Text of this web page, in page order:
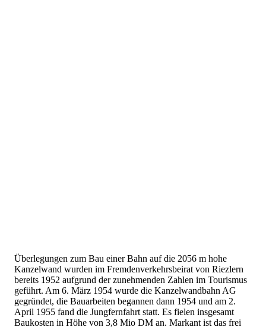
Überlegungen zum Bau einer Bahn auf die 2056 m hohe
Kanzelwand wurden im Fremdenverkehrsbeirat von Riezlern
bereits 1952 aufgrund der zunehmenden Zahlen im Tourismus
geführt. Am 6. März 1954 wurde die Kanzelwandbahn AG
gegründet, die Bauarbeiten begannen dann 1954 und am 2.
April 1955 fand die Jungfernfahrt statt. Es fielen insgesamt
Baukosten in Höhe von 3,8 Mio DM an. Markant ist das frei